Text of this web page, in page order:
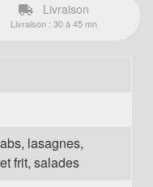
Livraison
Livraison : 30 à 45 mn
lasagnes,
frit, salades